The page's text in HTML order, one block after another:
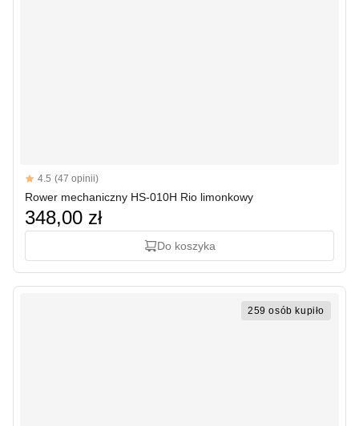
Reviews
4.5 out of 5 stars
4.5 (47 opinii)
Rower mechaniczny HS-010H Rio limonkowy
348,00 zł
Do koszyka
259 osób kupiło